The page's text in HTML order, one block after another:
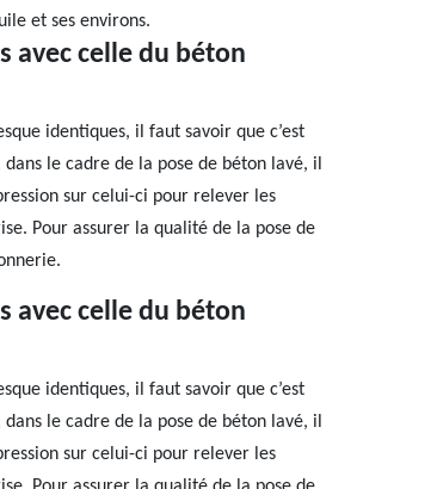
et ses environs.
avec celle du béton
identiques, il faut savoir que c’est
le cadre de la pose de béton lavé, il
sur celui-ci pour relever les
Pour assurer la qualité de la pose de
avec celle du béton
identiques, il faut savoir que c’est
le cadre de la pose de béton lavé, il
sur celui-ci pour relever les